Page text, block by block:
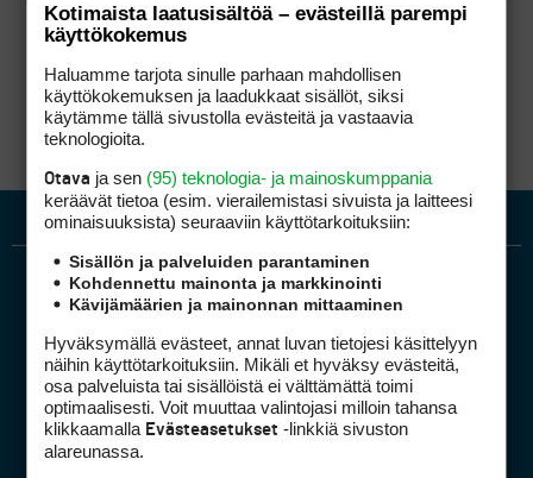
Golfpiste mediakortti
Kotimaista laatusisältöä – evästeillä parempi
käyttökokemus
Haluamme tarjota sinulle parhaan mahdollisen
käyttökokemuksen ja laadukkaat sisällöt, siksi
käytämme tällä sivustolla evästeitä ja vastaavia
teknologioita.
Otava ja sen (95) teknologia- ja mainoskumppania
keräävät tietoa (esim. vierailemis­tasi sivuista ja laitteesi
ominaisuuk­sista) seuraaviin käyttötarkoituksiin:
Sisällön ja palveluiden parantaminen
Kohdennettu mainonta ja markkinointi
Kävijämäärien ja mainonnan mittaaminen
Hyväksymällä evästeet, annat luvan tietojesi käsittelyyn
näihin käyttötarkoituksiin. Mikäli et hyväksy evästeitä,
osa palveluista tai sisällöistä ei välttämättä toimi
optimaalisesti. Voit muuttaa valintojasi milloin tahansa
klikkaamalla Evästeasetukset -linkkiä sivuston
alareunassa.